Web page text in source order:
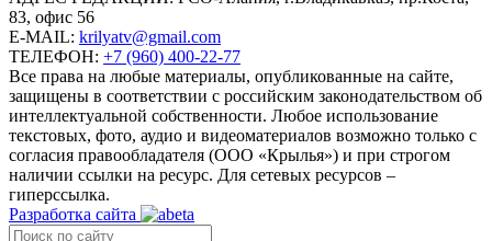
83, офис 56
E-MAIL: krilyatv@gmail.com
ТЕЛЕФОН: +7 (960) 400-22-77
Все права на любые материалы, опубликованные на сайте,
защищены в соответствии с российским законодательством об
интеллектуальной собственности. Любое использование
текстовых, фото, аудио и видеоматериалов возможно только с
согласия правообладателя (ООО «Крылья») и при строгом
наличии ссылки на ресурс. Для сетевых ресурсов –
гиперссылка.
Разработка сайта